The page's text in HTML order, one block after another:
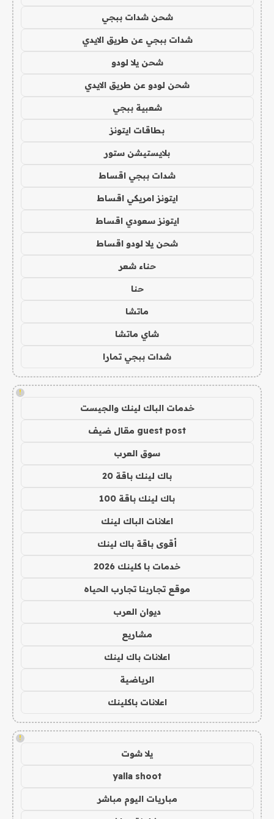
شحن شدات ببجي
شدات ببجي عن طريق الايدي
شحن يلا لودو
شحن لودو عن طريق الايدي
شعبية ببجي
بطاقات ايتونز
بلايستيشن ستور
شدات ببجي اقساط
ايتونز امريكي اقساط
ايتونز سعودي اقساط
شحن يلا لودو اقساط
حناء شعر
حنا
ماتشا
شاي ماتشا
شدات ببجي تمارا
!
خدمات الباك لينك والجيست
guest post مقال ضيف
سوق العرب
باك لينك باقة 20
باك لينك باقة 100
اعلانات الباك لينك
أقوى باقة باك لينك
خدمات با كلينك 2026
موقع تجاربنا تجارب الحياه
ديوان العرب
مشاريع
اعلانات باك لينك
الرياضية
اعلانات باكلينك
!
يلا شوت
yalla shoot
مباريات اليوم مباشر